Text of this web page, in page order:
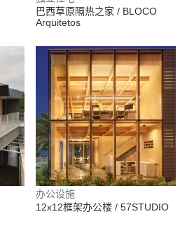
巴西草原隔热之家 / BLOCO
Arquitetos
办公设施
12x12框架办公楼 / 57STUDIO